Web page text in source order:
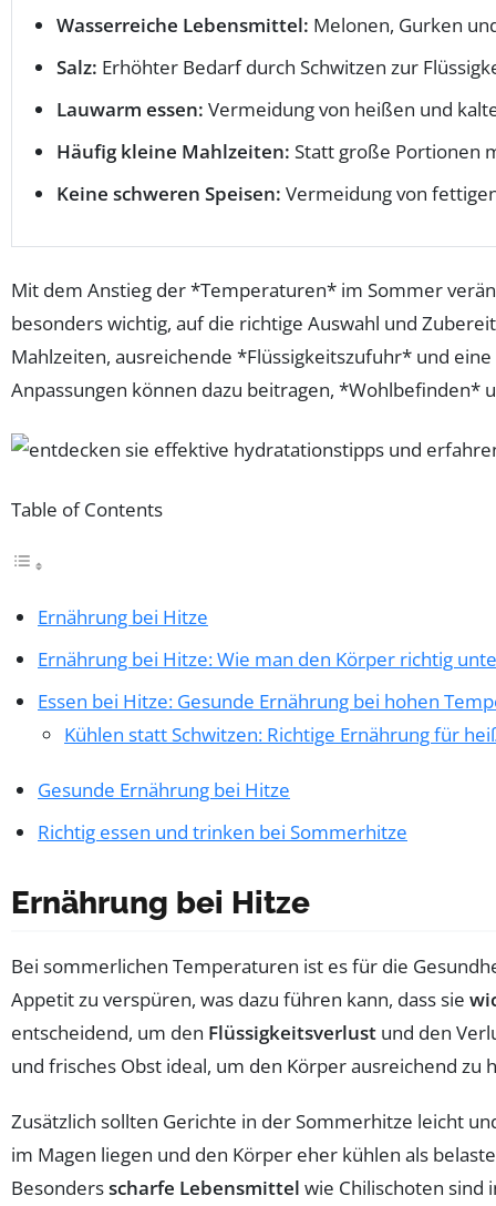
Wasserreiche Lebensmittel: Melonen, Gurken
Salz: Erhöhter Bedarf durch Schwitzen zur
Lauwarm essen: Vermeidung von heißen und
Häufig kleine Mahlzeiten: Statt große Portionen
Keine schweren Speisen: Vermeidung von
Mit dem Anstieg der *Temperaturen* im Sommer
besonders wichtig, auf die richtige Auswahl und
Mahlzeiten, ausreichende *Flüssigkeitszufuhr* und
Anpassungen können dazu beitragen,
Table of Contents
Ernährung bei Hitze
Ernährung bei Hitze: Wie man den Körper richtig
Essen bei Hitze: Gesunde Ernährung bei hohen
Kühlen statt Schwitzen: Richtige Ernährung für
Gesunde Ernährung bei Hitze
Richtig essen und trinken bei Sommerhitze
Ernährung bei Hitze
Bei sommerlichen Temperaturen ist es für die
Appetit zu verspüren, was dazu führen kann, dass sie
entscheidend, um den Flüssigkeitsverlust und den
und frisches Obst ideal, um den Körper ausreichend zu
Zusätzlich sollten Gerichte in der Sommerhitze leicht
im Magen liegen und den Körper eher kühlen als
Besondersscharfe Lebensmittel wie Chilischoten sind